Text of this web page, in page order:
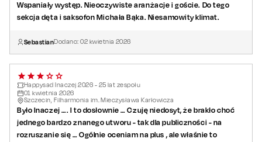
Wspaniały występ. Nieoczywiste aranżacje i goście. Do tego
sekcja dęta i saksofon Michała Bąka. Niesamowity klimat.
SebastianDodano:02 kwietnia 2026
Happysad Inaczej 2026 - 25 lat zespołu
01 kwietnia 2026
Szczecin, Filharmonia im. Mieczysława Karłowicza
Było Inaczej …. I to dosłownie … Czuję niedosyt, że brakło choć
jednego bardzo znanego utworu - tak dla publiczności - na
rozruszanie się … Ogólnie oceniam na plus , ale właśnie to